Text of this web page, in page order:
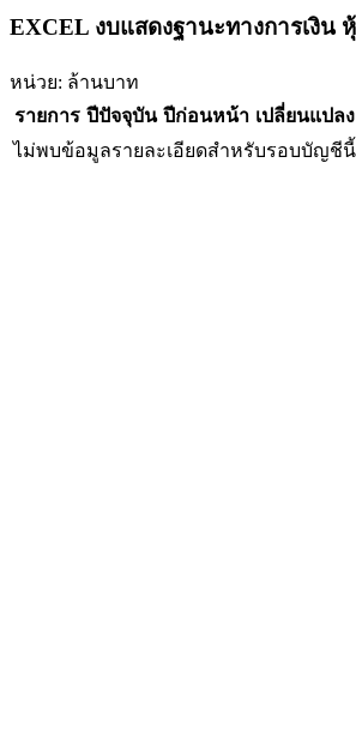
EXCEL งบแสดงฐานะทางการเงิน
หน่วย: ล้านบาท
รายการ ปีปัจจุบัน ปีก่อนหน้า เปลี่ยนแปลง
ไม่พบข้อมูลรายละเอียดสำหรับรอบบัญชีนี้